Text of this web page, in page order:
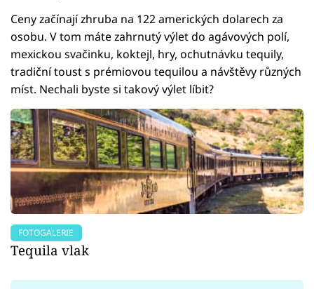
Ceny začínají zhruba na 122 amerických dolarech za
osobu. V tom máte zahrnutý výlet do agávových polí,
mexickou svačinku, koktejl, hry, ochutnávku tequily,
tradiční toust s prémiovou tequilou a návštěvy různých
míst. Nechali byste si takový výlet líbit?
FOTOGALERIE
Tequila vlak